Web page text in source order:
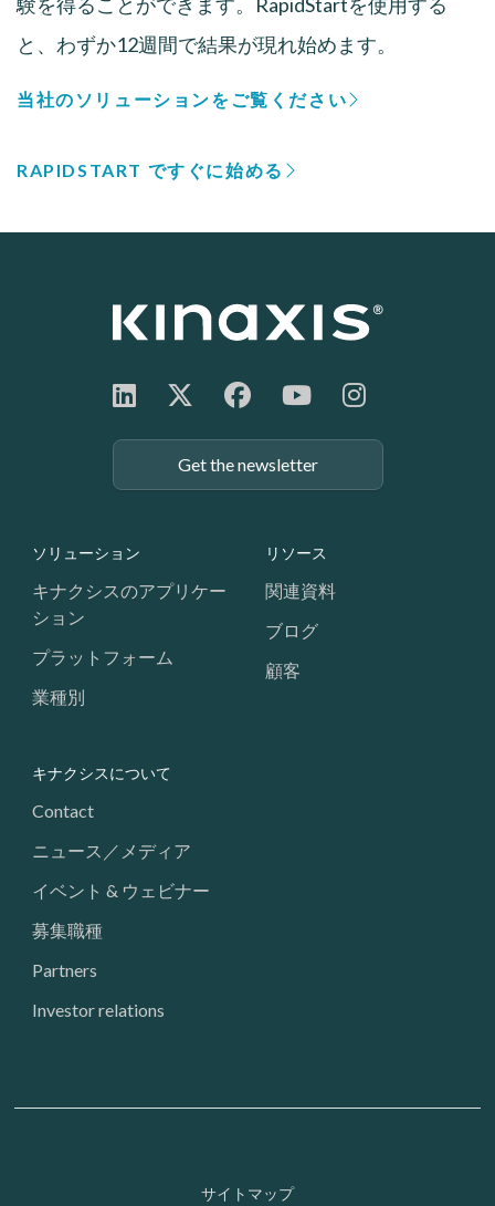
と、わずか12週間で結果が現れ始めます。
当社のソリューションをご覧ください
RAPIDSTART ですぐに始める
Get the newsletter
Footer: Navigation
ソリューション
キナクシスのアプリケー
ション
プラットフォーム
業種別
リソース
関連資料
ブログ
顧客
キナクシスについて
Contact
ニュース／メディア
イベント & ウェビナー
募集職種
Partners
Investor relations
サイトマップ